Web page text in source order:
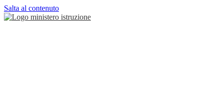
Salta al contenuto